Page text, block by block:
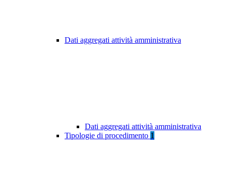
Dati aggregati attività amministrativa
Dati aggregati attività amministrativa
Tipologie di procedimento 1